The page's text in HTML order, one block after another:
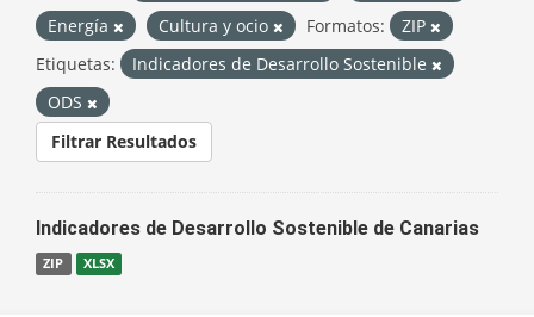
Energía
Cultura y ocio Formatos:
ZIP
Etiquetas:
Indicadores de Desarrollo Sostenible
ODS
Filtrar Resultados
Indicadores de Desarrollo Sostenible de Canarias
ZIP XLSX